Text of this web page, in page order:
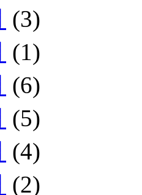
(3)
(1)
(6)
(5)
(4)
(2)